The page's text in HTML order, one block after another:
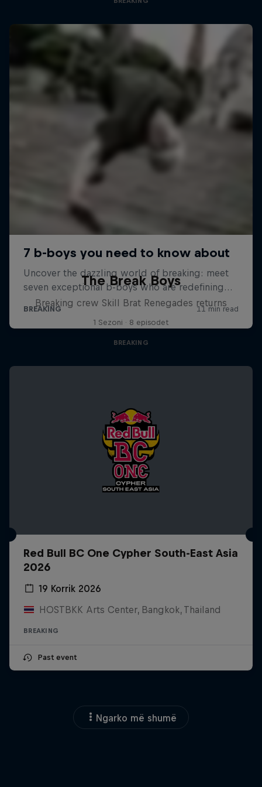
The Break Boys
Breaking crew Skill Brat Renegades returns
1 Sezoni · 8 episodet
BREAKING
Red Bull BC One Cypher South-East Asia
2026
19 Korrik 2026
HOSTBKK Arts Center, Bangkok, Thailand
BREAKING
Past event
Ngarko më shumë